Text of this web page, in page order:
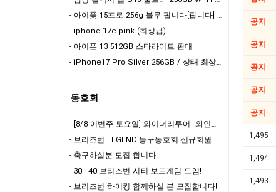
- 아이퐂 15프로 256g 블루 팝니다[팝니다] : 아이폰 15 pro 256G 위치 : 써…
- iphone 17e pink (최상급)
- 아이폰 13 512GB 스타라이트 판매
- iPhone17 Pro Silver 256GB / 상태 최상 판매합니다.
동호회
- [8/8 이번주 토요일] 와이너리투어+와인테이스팅+골코여행 함께 다녀오실 분????
- 브리즈번 LEGEND 농구동호회 신규회원 모집
- 축구하실분 모집 합니다
- 30 - 40 브리즈번 시티 보드게임 모임!
- 브리즈번 하이킹 함께하실 분 모집합니다!
공지
공지
공지
공지
공지
1,495
1,494
1,493